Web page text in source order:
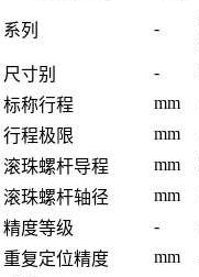
系列 -
尺寸别
-
标称行程
mm
行程极限
mm
滚珠螺杆导程
mm
滚珠螺杆轴径
mm
精度等级
-
重复定位精度
mm